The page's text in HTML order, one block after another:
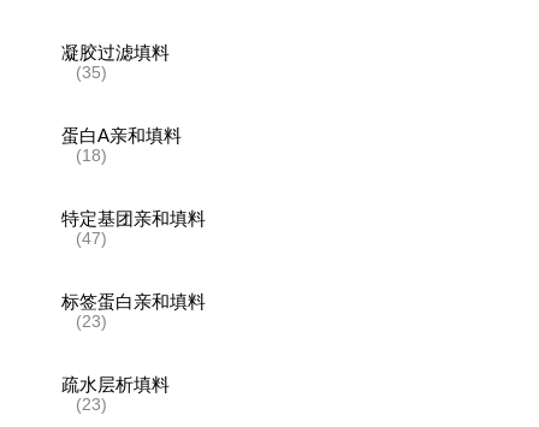
凝胶过滤填料
(35)
蛋白A亲和填料
(18)
特定基团亲和填料
(47)
标签蛋白亲和填料
(23)
疏水层析填料
(23)